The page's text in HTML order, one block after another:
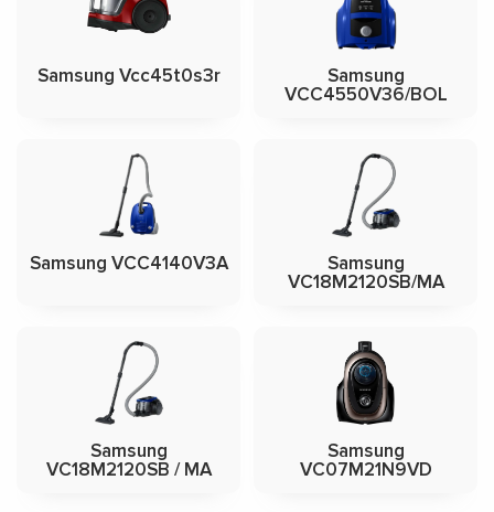
Samsung Vcc45t0s3r
Samsung
VCC4550V36/BOL
Samsung VCC4140V3A
Samsung
VC18M2120SB/MA
Samsung
VC18M2120SB / MA
Samsung
VC07M21N9VD